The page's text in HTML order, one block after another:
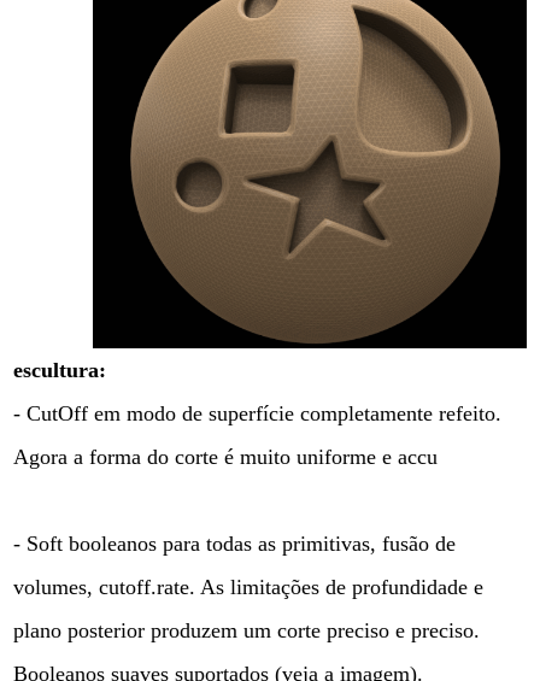
escultura:
- CutOff em modo de superfície completamente refeito.
Agora a forma do corte é muito uniforme e accu
- Soft booleanos para todas as primitivas, fusão de
volumes, cutoff.rate. As limitações de profundidade e
plano posterior produzem um corte preciso e preciso.
Booleanos suaves suportados (veja a imagem).